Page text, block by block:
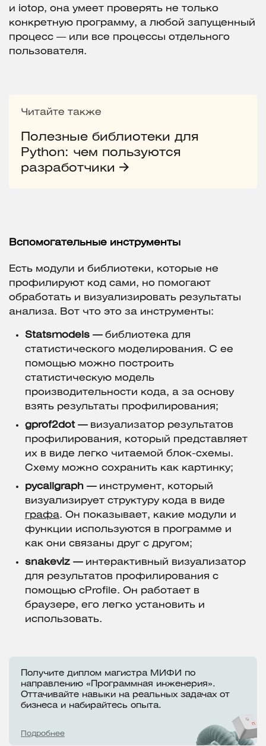
и iotop, она умеет проверять не только
конкретную программу, а любой запущенный
процесс — или все процессы отдельного
пользователя.
Читайте также
Полезные библиотеки для
Python: чем пользуются
разработчики
Вспомогательные инструменты
Есть модули и библиотеки, которые не
профилируют код сами, но помогают
обработать и визуализировать результаты
анализа. Вот что это за инструменты:
Statsmodels —библиотека для
статистического моделирования. С ее
помощью можно построить
статистическую модель
производительности кода, а за основу
взять результаты профилирования;
gprof2dot—визуализатор результатов
профилирования, который представляет
их в виде легко читаемой блок-схемы.
Схему можно сохранить как картинку;
pycallgraph —инструмент, который
визуализирует структуру кода в виде
графа. Он показывает, какие модули и
функции используются в программе и
как они связаны друг с другом;
snakeviz —интерактивный визуализатор
для результатов профилирования с
помощью cProfile. Он работает в
браузере, его легко установить и
использовать.
Получите диплом магистра МИФИ по
направлению «Программная инженерия».
Оттачивайте навыки на реальных задачах от
бизнеса и набирайтесь опыта.
Подробнее